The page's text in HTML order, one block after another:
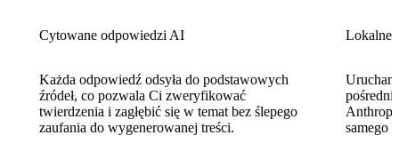
Cytowane odpowiedzi AI
Każda odpowiedź odsyła do podstawowych
źródeł, co pozwala Ci zweryfikować
twierdzenia i zagłębić się w temat bez ślepego
zaufania do wygenerowanej treści.
Lokalne
samego